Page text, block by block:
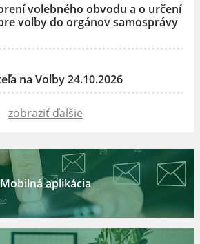
volebného obvodu a o určení
voľby do orgánov samosprávy
na Voľby 24.10.2026
zobraziť ďalšie
Mobilná aplikácia